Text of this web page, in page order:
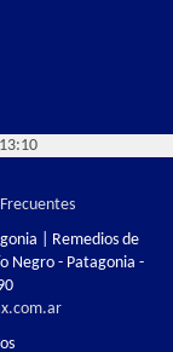
| Remedios de
Negro - Patagonia -